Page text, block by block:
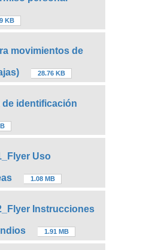
KB
movimientos de
28.76 KB
de identificación
Uso
1.08 MB
Instrucciones
1.91 MB